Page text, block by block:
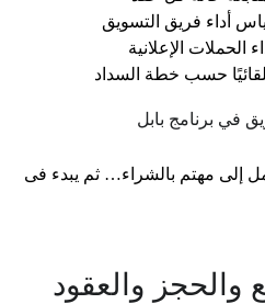
أداء فريق التسويق
الحملات الإعلانية
حسب خطة السداد
إلى مهتم بالشراء… ثم يبدء فى
والحجز والعقود